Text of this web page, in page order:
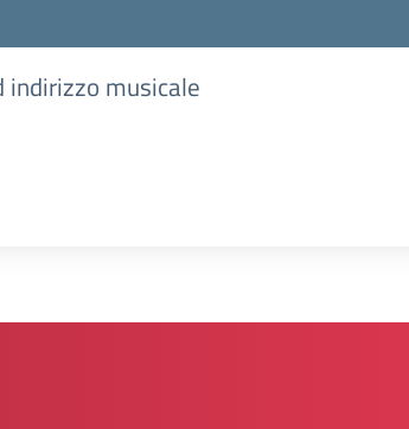
indirizzo musicale